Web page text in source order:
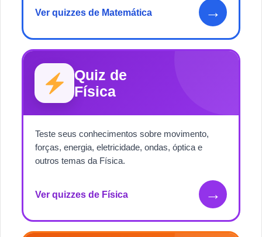
Ver quizzes de Matemática →
Quiz de
Física
Teste seus conhecimentos sobre movimento,
forças, energia, eletricidade, ondas, óptica e
outros temas da Física.
Ver quizzes de Física →